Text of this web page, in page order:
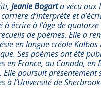
Jeanie Bogarta vécu aux
d’interprète et
à écrire à l’âge de
de poèmes. Elle a
en langue créole
Ses poèmes ont été
en France, au Canada, en
Elle poursuit présentement
à l’Université de